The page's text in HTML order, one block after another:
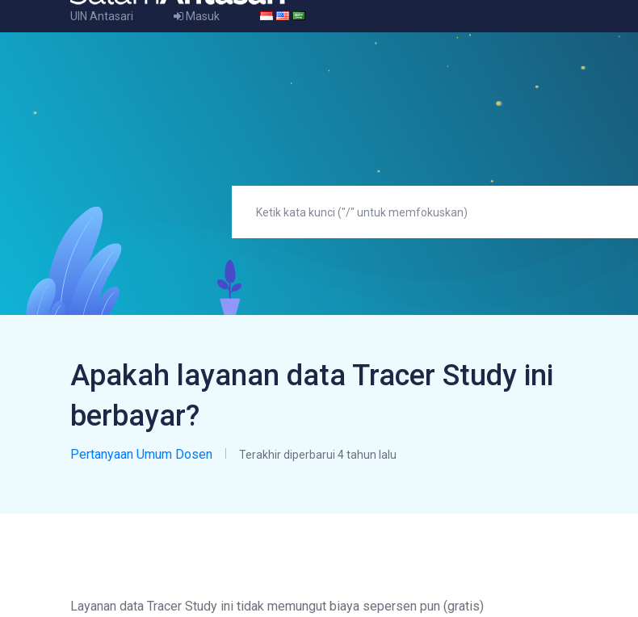
UIN Antasari Masuk
Apakah layanan data Tracer Study ini
berbayar?
Pertanyaan Umum Dosen Terakhir diperbarui 4 tahun lalu
Layanan data Tracer Study ini tidak memungut biaya sepersen pun (gratis)